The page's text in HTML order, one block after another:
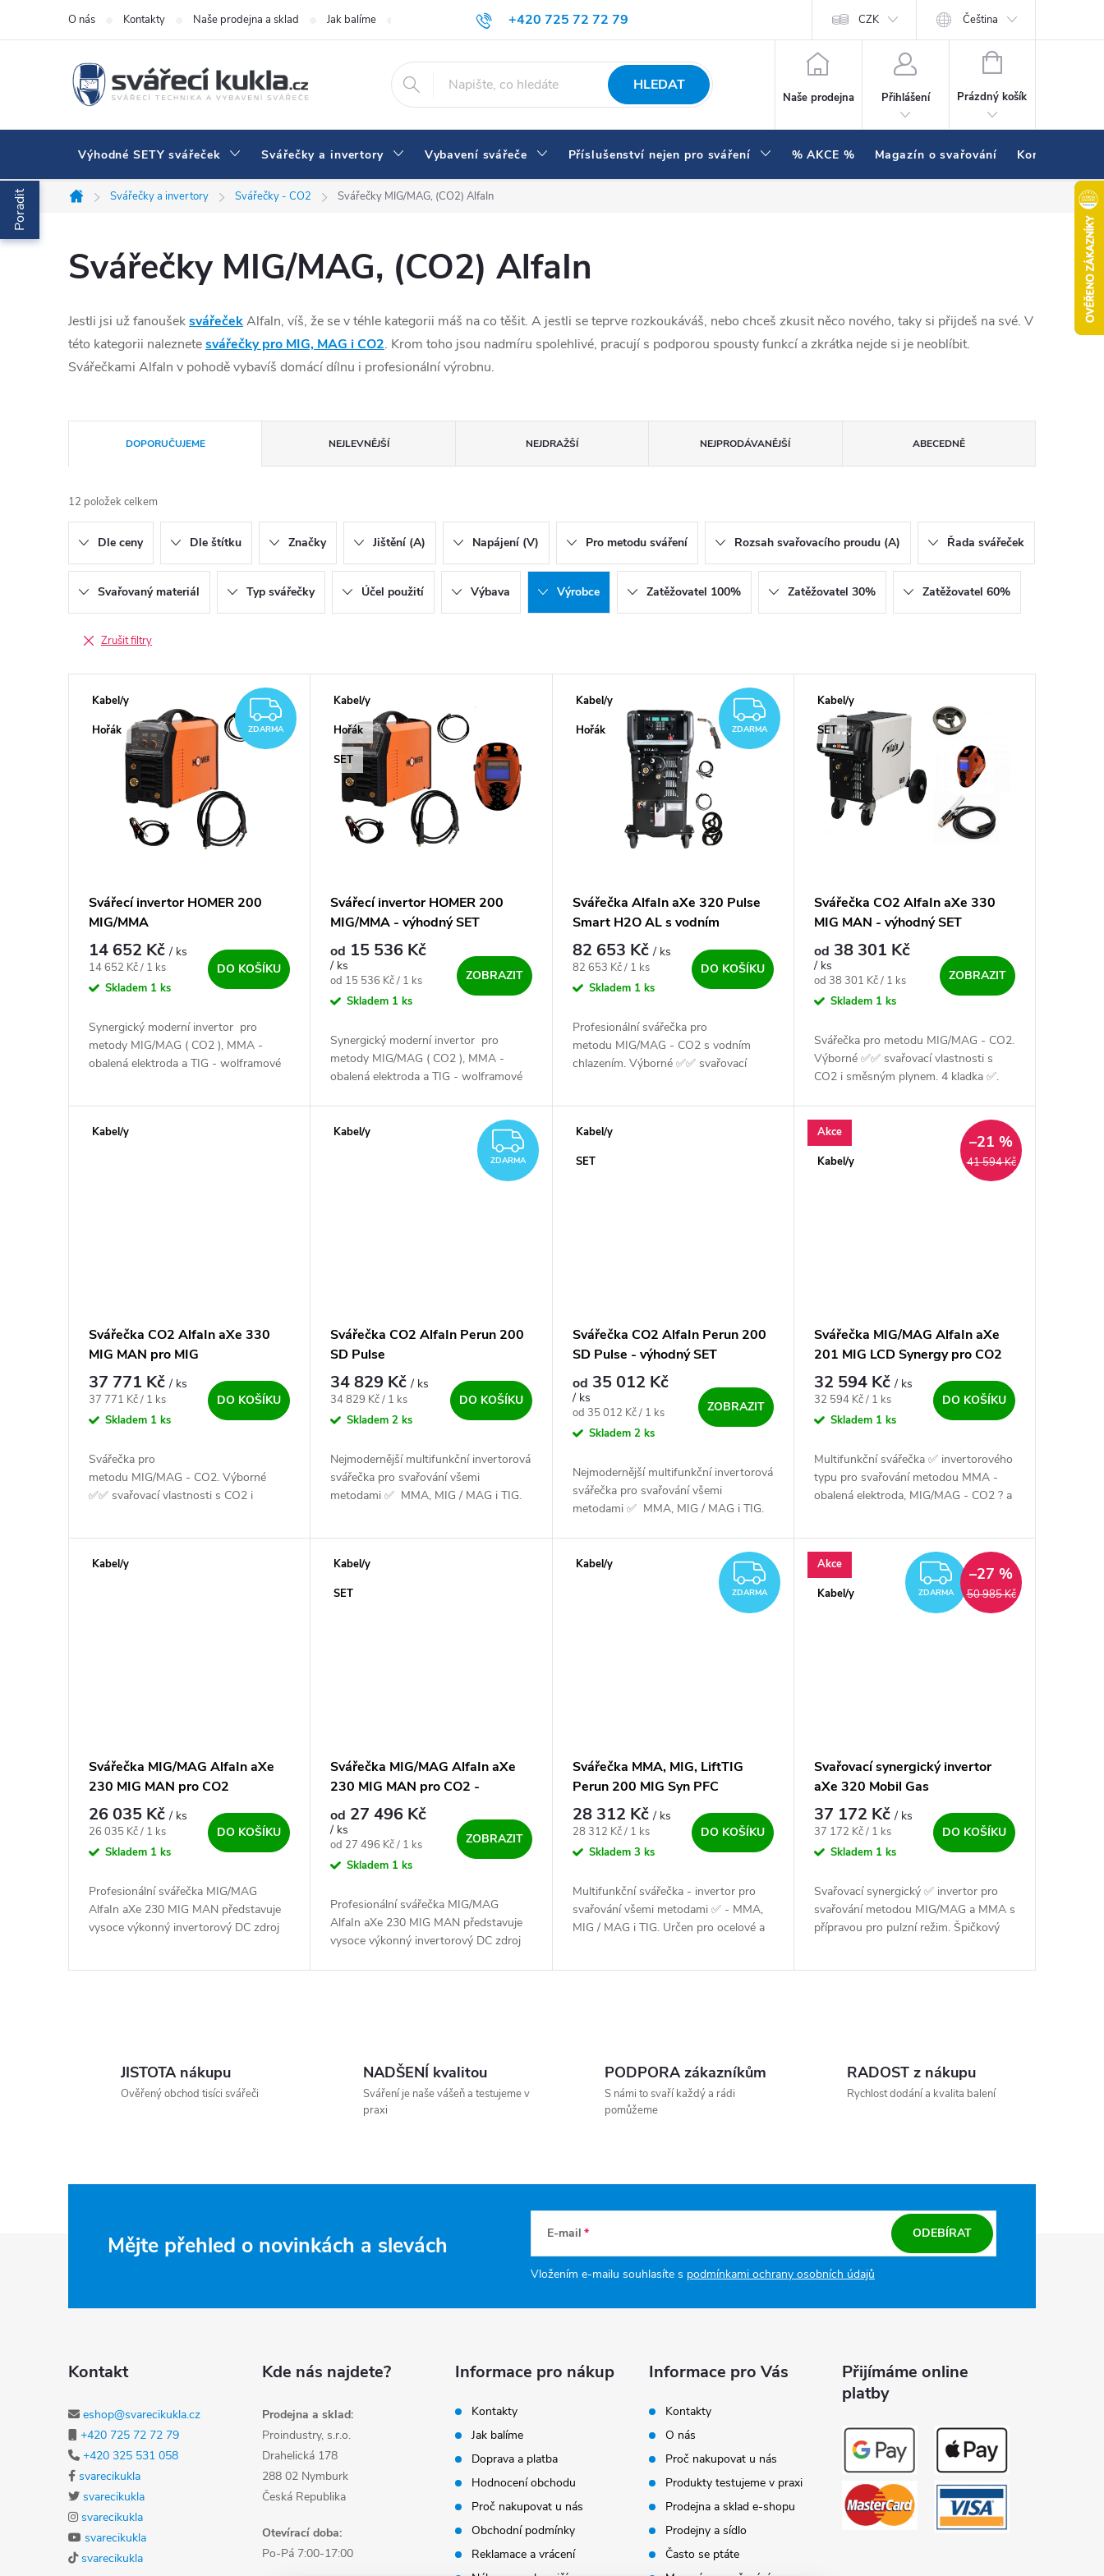
Přejít na obsah +420 725 72 72 79
eshop@svarecikukla.cz
O nás Kontakty Naše prodejna a sklad Jak balíme Doprava a platba Proč nakupovat u nás Hodnocení obchodu
CZK Čeština
HLEDAT
Naše prodejna Přihlášení
NÁKUPNÍ KOŠÍK
Prázdný košík
Výhodné SETY svářeček Svářečky a invertory Vybavení svářeče Příslušenství nejen pro sváření % AKCE % Magazín o svařování Kontakty
Domů
Svářečky a invertory Svářečky - CO2 Svářečky MIG/MAG, (CO2) AlfaIn
Svářečky MIG/MAG, (CO2) AlfaIn
Jestli jsi už fanoušeksvářečekAlfaln, víš, že se v téhle kategorii máš na co těšit. A jestli se teprve rozkoukáváš, nebo chceš zkusit něco nového, taky si přijdeš na své. V
této kategorii naleznetesvářečky pro MIG, MAG i CO2. Krom toho jsou nadmíru spolehlivé, pracují s podporou spousty funkcí a zkrátka nejde si je neoblíbit.
Svářečkami Alfaln v pohodě vybavíš domácí dílnu i profesionální výrobnu.
Řazení produktů
DOPORUČUJEME NEJLEVNĚJŠÍ NEJDRAŽŠÍ NEJPRODÁVANĚJŠÍ ABECEDNĚ
12 položek celkem
Dle ceny Dle štítku Značky Jištění (A) Napájení (V) Pro metodu sváření Rozsah svařovacího proudu (A) Řada svářeček
Svařovaný materiál Typ svářečky Účel použití Výbava Výrobce Zatěžovatel 100% Zatěžovatel 30% Zatěžovatel 60%
Zrušit filtry
Výpis produktů
Kabel/y
Hořák
ZDARMA
ZDARMA
Svářecí invertor HOMER 200
MIG/MMA
14 652 Kč/ ks
Měrná cena:
14 652 Kč / 1 ks
Skladem 1 ks
DO KOŠÍKU
Synergický moderní invertor pro
metody MIG/MAG ( CO2 ), MMA -
obalená elektroda a TIG - wolframové
Kabel/y
Hořák
SET
Svářecí invertor HOMER 200
MIG/MMA - výhodný SET
od 15 536 Kč
/ ks
Měrná cena:
od 15 536 Kč / 1 ks
Skladem 1 ks
ZOBRAZIT
Synergický moderní invertor pro
metody MIG/MAG ( CO2 ), MMA -
obalená elektroda a TIG - wolframové
Kabel/y
Hořák
ZDARMA
ZDARMA
Svářečka AlfaIn aXe 320 Pulse
Smart H2O AL s vodním
chlazením
82 653 Kč/ ks
Měrná cena:
82 653 Kč / 1 ks
Skladem 1 ks
DO KOŠÍKU
Profesionální svářečka pro
metodu MIG/MAG - CO2 s vodním
chlazením. Výborné ✅✅ svařovací
Kabel/y
SET
Svářečka CO2 AlfaIn aXe 330
MIG MAN - výhodný SET
od 38 301 Kč
/ ks
Měrná cena:
od 38 301 Kč / 1 ks
Skladem 1 ks
ZOBRAZIT
Svářečka pro metodu MIG/MAG - CO2.
Výborné ✅✅ svařovací vlastnosti s
CO2 i směsným plynem. 4 kladka ✅.
Kabel/y
Svářečka CO2 AlfaIn aXe 330
MIG MAN pro MIG
37 771 Kč/ ks
Měrná cena:
37 771 Kč / 1 ks
Skladem 1 ks
DO KOŠÍKU
Svářečka pro
metodu MIG/MAG - CO2. Výborné
✅✅ svařovací vlastnosti s CO2 i
Kabel/y ZDARMA
ZDARMA
Svářečka CO2 AlfaIn Perun 200
SD Pulse
34 829 Kč/ ks
Měrná cena:
34 829 Kč / 1 ks
Skladem2 ks
DO KOŠÍKU
Nejmodernější multifunkční invertorová
svářečka pro svařování všemi
metodami ✅ MMA, MIG / MAG i TIG.
Kabel/y
SET
Svářečka CO2 AlfaIn Perun 200
SD Pulse - výhodný SET
od 35 012 Kč
/ ks
Měrná cena:
od 35 012 Kč / 1 ks
Skladem 2 ks
ZOBRAZIT
Nejmodernější multifunkční invertorová
svářečka pro svařování všemi
metodami ✅ MMA, MIG / MAG i TIG.
Akce
Kabel/y
41 594 Kč
–21 %
Svářečka MIG/MAG AlfaIn aXe
201 MIG LCD Synergy pro CO2
32 594 Kč/ ks
Měrná cena:
32 594 Kč / 1 ks
Skladem 1 ks
DO KOŠÍKU
Multifunkční svářečka ✅ invertorového
typu pro svařování metodou MMA -
obalená elektroda, MIG/MAG - CO2 ? a
Kabel/y
Svářečka MIG/MAG AlfaIn aXe
230 MIG MAN pro CO2
26 035 Kč/ ks
Měrná cena:
26 035 Kč / 1 ks
Skladem 1 ks
DO KOŠÍKU
Profesionální svářečka MIG/MAG
AlfaIn aXe 230 MIG MAN představuje
vysoce výkonný invertorový DC zdroj
Kabel/y
SET
Svářečka MIG/MAG AlfaIn aXe
230 MIG MAN pro CO2 -
výhodný SET
od 27 496 Kč
/ ks
Měrná cena:
od 27 496 Kč / 1 ks
Skladem 1 ks
ZOBRAZIT
Profesionální svářečka MIG/MAG
AlfaIn aXe 230 MIG MAN představuje
vysoce výkonný invertorový DC zdroj
Kabel/y ZDARMA
ZDARMA
Svářečka MMA, MIG, LiftTIG
Perun 200 MIG Syn PFC
28 312 Kč/ ks
Měrná cena:
28 312 Kč / 1 ks
Skladem 3 ks
DO KOŠÍKU
Multifunkční svářečka - invertor pro
svařování všemi metodami ✅ - MMA,
MIG / MAG i TIG. Určen pro ocelové a
Akce
Kabel/y
ZDARMA
ZDARMA 50 985 Kč
–27 %
Svařovací synergický invertor
aXe 320 Mobil Gas
37 172 Kč/ ks
Měrná cena:
37 172 Kč / 1 ks
Skladem 1 ks
DO KOŠÍKU
Svařovací synergický ✅ invertor pro
svařování metodou MIG/MAG a MMA s
přípravou pro pulzní režim. Špičkový
JISTOTA nákupu
Ověřený obchod tisíci svářeči
NADŠENÍ kvalitou
Sváření je naše vášeň a testujeme v
praxi
PODPORA zákazníkům
S námi to svaří každý a rádi
pomůžeme
RADOST z nákupu
Rychlost dodání a kvalita balení
Mějte přehled o novinkách a slevách E-mail
Vložením e-mailu souhlasíte s podmínkami ochrany osobních údajů
ODEBÍRAT
Kontakt
eshop@svarecikukla.cz
+420 725 72 72 79
+420 325 531 058
svarecikukla
svarecikukla
svarecikukla
svarecikukla
svarecikukla
Kde nás najdete?
Prodejna a sklad:
Proindustry, s.r.o.
Drahelická 178
288 02 Nymburk
Česká Republika
Otevírací doba:
Po-Pá 7:00-17:00
Informace pro nákup
Kontakty
Jak balíme
Doprava a platba
Hodnocení obchodu
Proč nakupovat u nás
Obchodní podmínky
Reklamace a vrácení
Informace pro Vás
Kontakty
O nás
Proč nakupovat u nás
Produkty testujeme v praxi
Prodejna a sklad e-shopu
Prodejny a sídlo
Často se ptáte
Přijímáme online
platby
Poradit